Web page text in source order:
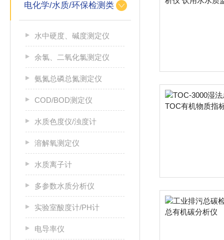
电化学/水质/环保检测类
水中硬度、碱度测定仪
余氯、二氧化氯测定仪
氨氮总磷总氮测定仪
COD/BOD测定仪
水质色度仪/浊度计
溶解氧测定仪
水质离子计
多参数水质分析仪
实验室酸度计/PH计
电导率仪